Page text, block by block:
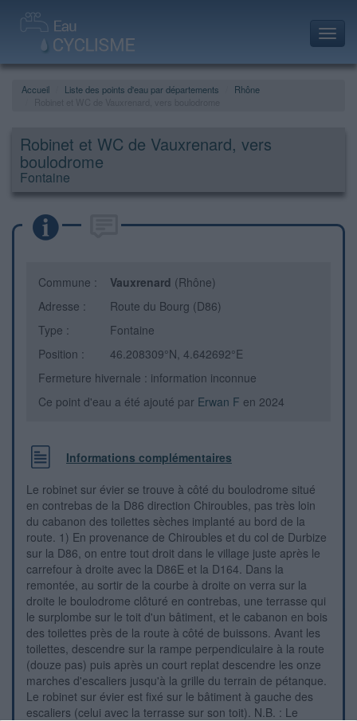
Accueil Liste des points d'eau par départements
Rhône
Robinet et WC de Vauxrenard, vers
boulodrome
Fontaine
Commune : Vauxrenard (Rhône)
Adresse :
Route du Bourg (D86)
Type :
Fontaine
Position :
46.208309°N, 4.642692°E
Fermeture hivernale : information inconnue
Ce point d'eau a été ajouté par Erwan F en 2024
Informations complémentaires
Le robinet sur évier se trouve à côté du boulodrome situé
en contrebas de la D86 direction Chiroubles, pas très loin
du cabanon des toilettes sèches implanté au bord de la
route. 1) En provenance de Chiroubles et du col de Durbize
sur la D86, on entre tout droit dans le village juste après le
carrefour à droite avec la D86E et la D164. Dans la
remontée, au sortir de la courbe à droite on verra sur la
droite le boulodrome clôturé en contrebas, une terrasse qui
le surplombe sur le toit d'un bâtiment, et le cabanon en bois
des toilettes près de la route à côté de buissons. Avant les
toilettes, descendre sur la rampe perpendiculaire à la route
(douze pas) puis après un court replat descendre les onze
marches d'escaliers jusqu'à la grille du terrain de pétanque.
Le robinet sur évier est fixé sur le bâtiment à gauche des
escaliers (celui avec la terrasse sur son toit). N.B. : Le